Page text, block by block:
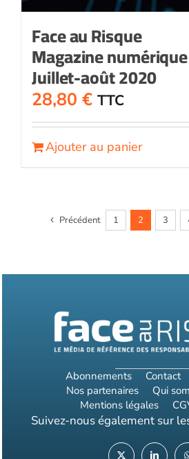
Face au Risque
Magazine
Juillet-août 2020
28,80 € TTC
Ajouter au panier
Précédent 1 2 3
Abonnements Contact
Nos partenaires
Qui
Mentions légales
Suivez-nous également sur